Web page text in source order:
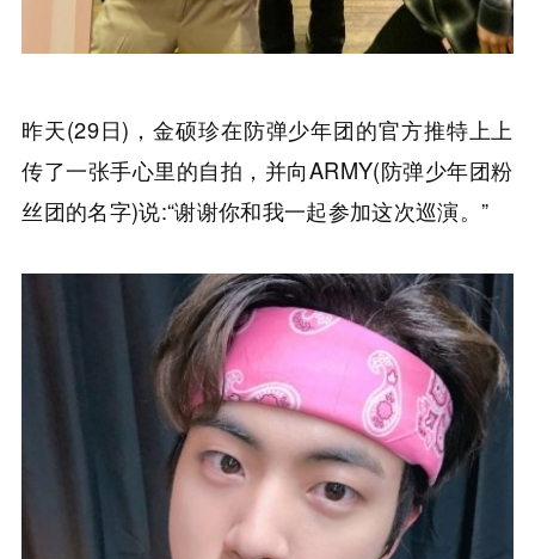
昨天(29日)，金硕珍在防弹少年团的官方推特上上
传了一张手心里的自拍，并向ARMY(防弹少年团粉
丝团的名字)说:“谢谢你和我一起参加这次巡演。”